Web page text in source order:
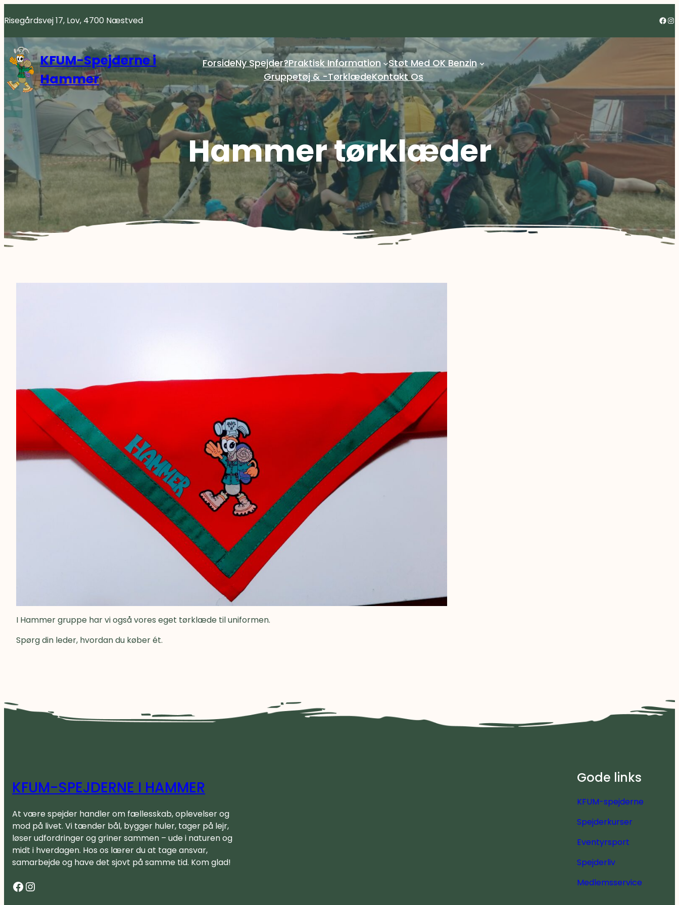
til
Risegårdsvej 17, Lov, 4700 Næstved Facebook Instagram
KFUM-Spejderne i
Hammer
ForsideNy Spejder?Praktisk Information
Støt Med OK Benzin
Gruppetøj & -tørklædeKontakt Os
Hammer tørklæder
I Hammer gruppe har vi også vores eget tørklæde til uniformen.
Spørg din leder, hvordan du køber ét.
KFUM-SPEJDERNE I HAMMER
At være spejder handler om fællesskab, oplevelser og
mod på livet. Vi tænder bål, bygger huler, tager på lejr,
løser udfordringer og griner sammen – ude i naturen og
midt i hverdagen. Hos os lærer du at tage ansvar,
samarbejde og have det sjovt på samme tid. Kom glad!
Facebook Instagram
Gode links
KFUM-spejderne
Spejderkurser
Eventyrsport
Spejderliv
Medlemsservice